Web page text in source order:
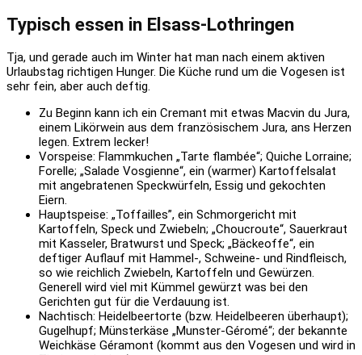
Typisch essen in Elsass-Lothringen
Tja, und gerade auch im Winter hat man nach einem aktiven
Urlaubstag richtigen Hunger. Die Küche rund um die Vogesen ist
sehr fein, aber auch deftig.
Zu Beginn kann ich ein Cremant mit etwas Macvin du Jura,
einem Likörwein aus dem französischem Jura, ans Herzen
legen. Extrem lecker!
Vorspeise: Flammkuchen „Tarte flambée“; Quiche Lorraine;
Forelle; „Salade Vosgienne“, ein (warmer) Kartoffelsalat
mit angebratenen Speckwürfeln, Essig und gekochten
Eiern.
Hauptspeise: „Toffailles”, ein Schmorgericht mit
Kartoffeln, Speck und Zwiebeln; „Choucroute“, Sauerkraut
mit Kasseler, Bratwurst und Speck; „Bäckeoffe“, ein
deftiger Auflauf mit Hammel-, Schweine- und Rindfleisch,
so wie reichlich Zwiebeln, Kartoffeln und Gewürzen.
Generell wird viel mit Kümmel gewürzt was bei den
Gerichten gut für die Verdauung ist.
Nachtisch: Heidelbeertorte (bzw. Heidelbeeren überhaupt);
Gugelhupf; Münsterkäse „Munster-Géromé“; der bekannte
Weichkäse Géramont (kommt aus den Vogesen und wird in